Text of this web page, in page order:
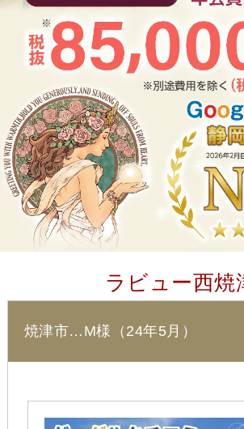
ラビュー西焼
焼津市…M様（24年5月）